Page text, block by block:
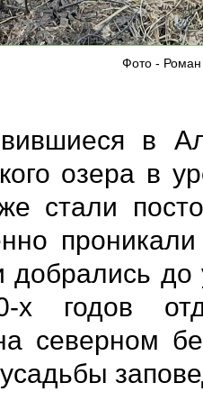
Фото - Роман
в
озера в
стали
добрались
х годов
северном